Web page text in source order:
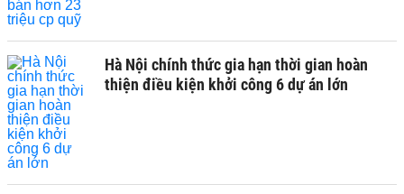
Hà Nội chính thức gia hạn thời gian hoàn
thiện điều kiện khởi công 6 dự án lớn